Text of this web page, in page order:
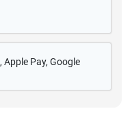
, Apple Pay, Google